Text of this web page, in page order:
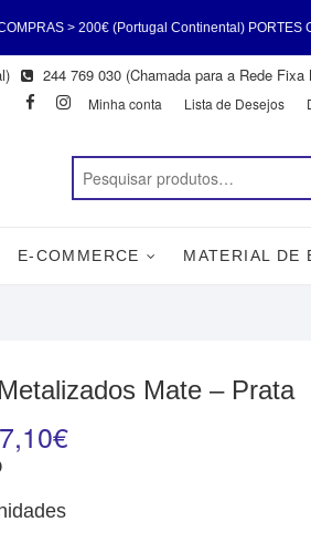
Continental) PORTES GRÁTIS EM
200€ (Portugal Continental) PORTES GRÁTIS
244 769 030 (Chamada para a Rede Fixa
FacebookInstagram
Minha conta Lista de Desejos
E-COMMERCE MATERIAL DE
Mate – Prata
€